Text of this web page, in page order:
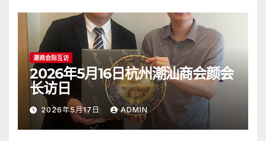
潮商会际互访
2026年5月16日杭州潮汕商会颜会
长访日
2026年5月17日 ADMIN